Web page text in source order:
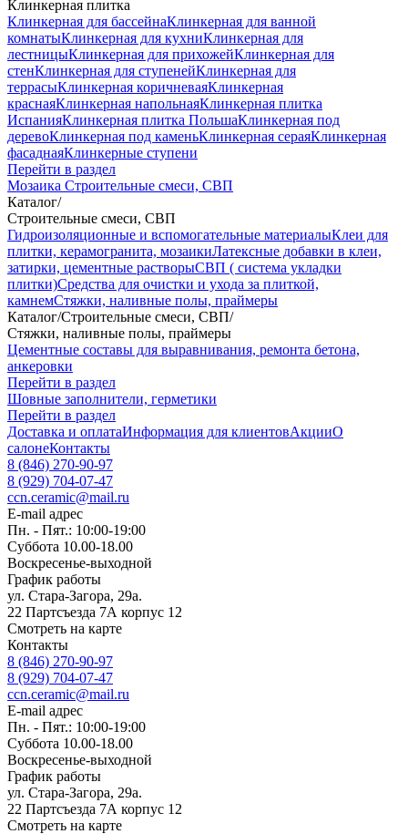
Клинкерная плитка
Клинкерная для бассейнаКлинкерная для ванной
комнатыКлинкерная для кухниКлинкерная для
лестницыКлинкерная для прихожейКлинкерная для
стенКлинкерная для ступенейКлинкерная для
террасыКлинкерная коричневаяКлинкерная
краснаяКлинкерная напольнаяКлинкерная плитка
ИспанияКлинкерная плитка ПольшаКлинкерная под
деревоКлинкерная под каменьКлинкерная сераяКлинкерная
фасаднаяКлинкерные ступени
Перейти в раздел
Мозаика Строительные смеси, СВП
Каталог/
Строительные смеси, СВП
Гидроизоляционные и вспомогательные материалыКлеи для
плитки, керамогранита, мозаикиЛатексные добавки в клеи,
затирки, цементные растворыСВП ( система укладки
плитки)Средства для очистки и ухода за плиткой,
камнемСтяжки, наливные полы, праймеры
Каталог/Строительные смеси, СВП/
Стяжки, наливные полы, праймеры
Цементные составы для выравнивания, ремонта бетона,
анкеровки
Перейти в раздел
Шовные заполнители, герметики
Перейти в раздел
Доставка и оплатаИнформация для клиентовАкцииО
салонеКонтакты
8 (846) 270-90-97
8 (929) 704-07-47
ccn.ceramic@mail.ru
E-mail адрес
Пн. - Пят.: 10:00-19:00
Суббота 10.00-18.00
Воскресенье-выходной
График работы
ул. Стара-Загора, 29а.
22 Партсъезда 7А корпус 12
Смотреть на карте
Контакты
8 (846) 270-90-97
8 (929) 704-07-47
ccn.ceramic@mail.ru
E-mail адрес
Пн. - Пят.: 10:00-19:00
Суббота 10.00-18.00
Воскресенье-выходной
График работы
ул. Стара-Загора, 29а.
22 Партсъезда 7А корпус 12
Смотреть на карте